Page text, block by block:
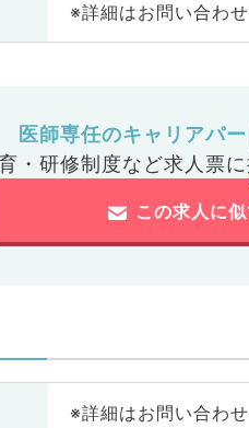
※詳細はお問い合わ
医師専任のキャリアパ
・研修制度など求人票
この求人に
※詳細はお問い合わ